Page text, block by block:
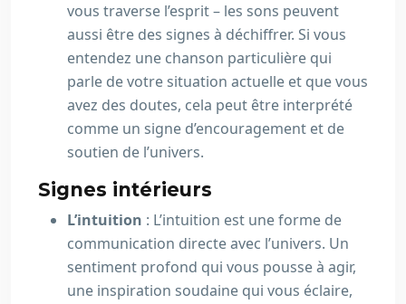
vous traverse l’esprit – les sons peuvent
aussi être des signes à déchiffrer. Si vous
entendez une chanson particulière qui
parle de votre situation actuelle et que vous
avez des doutes, cela peut être interprété
comme un signe d’encouragement et de
soutien de l’univers.
Signes intérieurs
L’intuition : L’intuition est une forme de
communication directe avec l’univers. Un
sentiment profond qui vous pousse à agir,
une inspiration soudaine qui vous éclaire,